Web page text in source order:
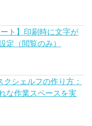
ト】印刷時に文字が
定（閲覧のみ）
クシェルフの作り方：
な作業スペースを実